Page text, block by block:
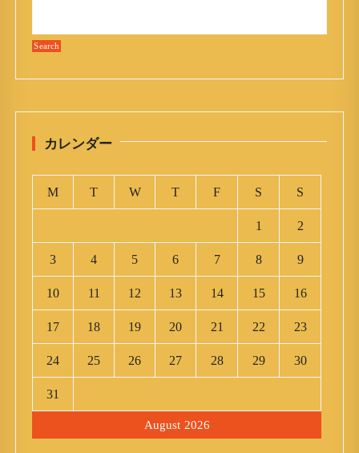
カレンダー
August 2026
M T W T F S S
1 2
3 4 5 6 7 8 9
10 11 12 13 14 15 16
17 18 19 20 21 22 23
24 25 26 27 28 29 30
31